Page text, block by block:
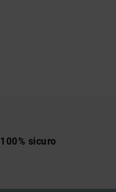
sicuro